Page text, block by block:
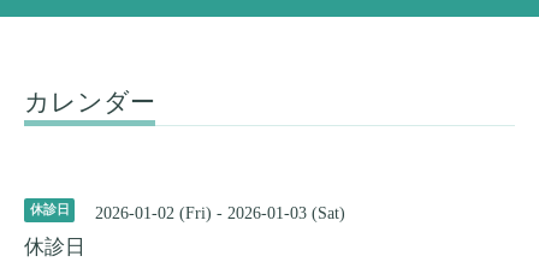
カレンダー
休診日 2026-01-02 (Fri) - 2026-01-03 (Sat)
休診日